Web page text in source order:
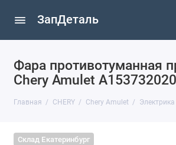
ЗапДеталь
Фара противотуманная
Chery Amulet
Главная CHERY Chery Amulet
Склад Екатеринбург